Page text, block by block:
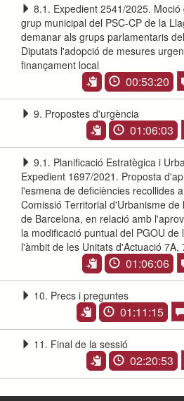
8.1. Expedient 2541/2025.
grup municipal del PSC-CP de la
demanar als grups parlamentaris
Diputats l'adopció de mesures
finançament local
00:53:20
9. Propostes d'urgència
01:06:03
9.1. Planificació Estratègica i
Expedient 1697/2021. Proposta
l'esmena de deficiències recollides
Comissió Territorial d'Urbanisme de
de Barcelona, en relació amb
la modificació puntual del PGOU de
l'àmbit de les Unitats d'Actuació 7A,
01:06:06
10. Precs i preguntes
01:11:15
11. Final de la sessió
02:20:53